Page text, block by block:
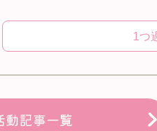
1つ
動記事一覧